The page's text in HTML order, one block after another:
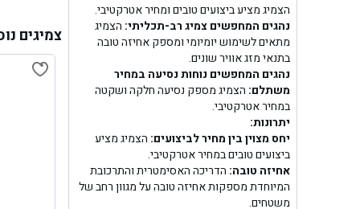
הצמיג מציע ביצועים טובים ומחיר אטרקטיבי.
נהגים המחפשים צמיג רב-תכליתי: הצמיג
מתאים לשימוש יומיומי ומספק אחיזה טובה
בתנאי מזג אוויר שונים.
נהגים המחפשים נוחות נסיעה במחיר
משתלם: הצמיג מספק נסיעה חלקה ושקטה
במחיר אטרקטיבי.
יתרונות:
יחס מצוין בין מחיר לביצועים: הצמיג מציע
ביצועים טובים במחיר אטרקטיבי.
אחיזה טובה: הדריכה האסימטרית והתרכובת
המיוחדת מספקות אחיזה טובה על מגוון רחב של
משטחים.
צמיגים